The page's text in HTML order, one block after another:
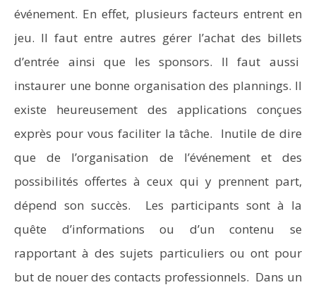
événement. En effet, plusieurs facteurs entrent en
jeu. Il faut entre autres gérer l’achat des billets
d’entrée ainsi que les sponsors. Il faut aussi
instaurer une bonne organisation des plannings. Il
existe heureusement des applications conçues
exprès pour vous faciliter la tâche. Inutile de dire
que de l’organisation de l’événement et des
possibilités offertes à ceux qui y prennent part,
dépend son succès. Les participants sont à la
quête d’informations ou d’un contenu se
rapportant à des sujets particuliers ou ont pour
but de nouer des contacts professionnels. Dans un